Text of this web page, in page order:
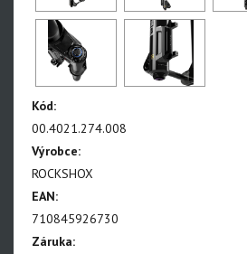
Monarch, Monarch Plus
SIDLuxe
Deluxe, Super Deluxe
Super Deluxe - NEW!!!
Vivid - NEW!!!
Reverb AXS - NEW!!!
Kód:
00.4021.274.008
Výrobce:
ROCKSHOX
EAN:
710845926730
Záruka: